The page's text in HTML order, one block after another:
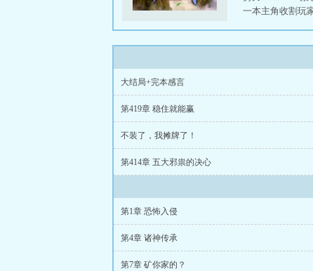
一本主角收割玩
大结局+完本感言
第419章 稳住就能赢
不装了，我摊牌了！
第414章 五大邪祟的决心
第1章 恐怖入侵
第4章 诸神传承
第7章 矿你家的？